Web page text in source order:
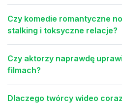
Czy komedie romantyczne
stalking i toksyczne relacje?
Czy aktorzy naprawdę
filmach?
Dlaczego twórcy wideo